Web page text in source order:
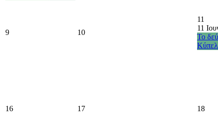
9 10
11
11
Το
16 17 18